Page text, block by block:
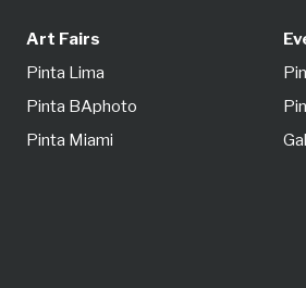
Art Fairs
Pinta Lima
Pinta BAphoto
Pinta Miami